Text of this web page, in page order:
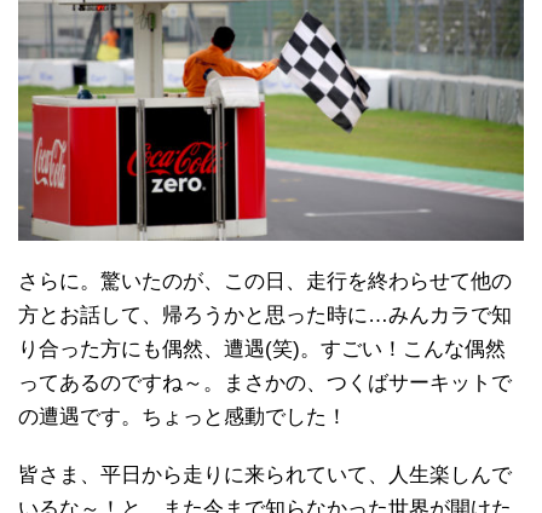
さらに。驚いたのが、この日、走行を終わらせて他の
方とお話して、帰ろうかと思った時に…みんカラで知
り合った方にも偶然、遭遇(笑)。すごい！こんな偶然
ってあるのですね～。まさかの、つくばサーキットで
の遭遇です。ちょっと感動でした！
皆さま、平日から走りに来られていて、人生楽しんで